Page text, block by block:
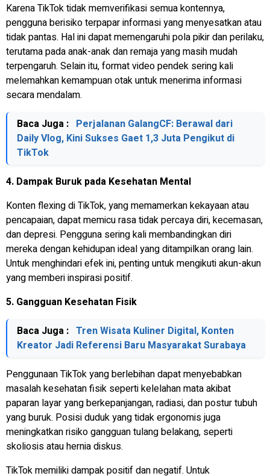
Karena TikTok tidak memverifikasi semua kontennya,
pengguna berisiko terpapar informasi yang menyesatkan atau
tidak pantas. Hal ini dapat memengaruhi pola pikir dan perilaku,
terutama pada anak-anak dan remaja yang masih mudah
terpengaruh. Selain itu, format video pendek sering kali
melemahkan kemampuan otak untuk menerima informasi
secara mendalam.
Baca Juga : Perjalanan GalangCF: Berawal dari
Daily Vlog, Kini Sukses Gaet 1,3 Juta Pengikut di
TikTok
4. Dampak Buruk pada Kesehatan Mental
Kontenflexingdi TikTok, yang memamerkan kekayaan atau
pencapaian, dapat memicu rasa tidak percaya diri, kecemasan,
dan depresi. Pengguna sering kali membandingkan diri
mereka dengan kehidupan ideal yang ditampilkan orang lain.
Untuk menghindari efek ini, penting untuk mengikuti akun-akun
yang memberi inspirasi positif.
5. Gangguan Kesehatan Fisik
Baca Juga : Tren Wisata Kuliner Digital, Konten
Kreator Jadi Referensi Baru Masyarakat Surabaya
Penggunaan TikTok yang berlebihan dapat menyebabkan
masalah kesehatan fisik seperti kelelahan mata akibat
paparan layar yang berkepanjangan, radiasi, dan postur tubuh
yang buruk. Posisi duduk yang tidak ergonomis juga
meningkatkan risiko gangguan tulang belakang, seperti
skoliosis atau hernia diskus.
TikTok memiliki dampak positif dan negatif. Untuk